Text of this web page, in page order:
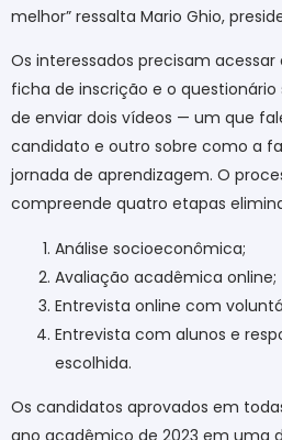
melhor” ressalta Mario Ghio,
Os interessados precisam acessar
ficha de inscrição e o
de enviar dois vídeos — um que
candidato e outro sobre como a
jornada de aprendizagem. O
compreende quatro etapas
Análise socioeconômica;
Avaliação acadêmica online;
Entrevista online com
Entrevista com alunos e
escolhida.
Os candidatos aprovados em